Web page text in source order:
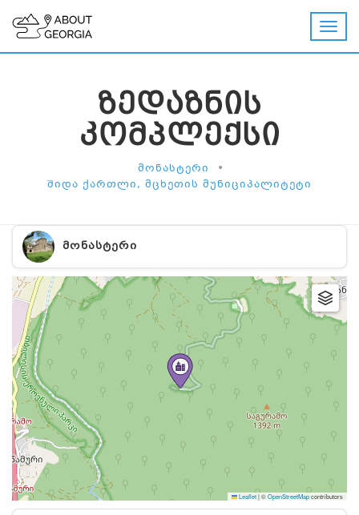
ᲖᲔᲓᲐᲖᲜᲘᲡ
ᲙᲝᲛᲞᲚᲔᲥᲡᲘ
ᲛᲝᲜᲐᲡᲢᲔᲠᲘ •
ᲨᲘᲓᲐ ᲥᲐᲠᲗᲚᲘ, ᲛᲪᲮᲔᲗᲘᲡ ᲛᲣᲜᲘᲪᲘᲞᲐᲚᲘᲢᲔᲢᲘ
ᲛᲝᲜᲐᲡᲢᲔᲠᲘ
Leaflet|©OpenStreetMapcontributors